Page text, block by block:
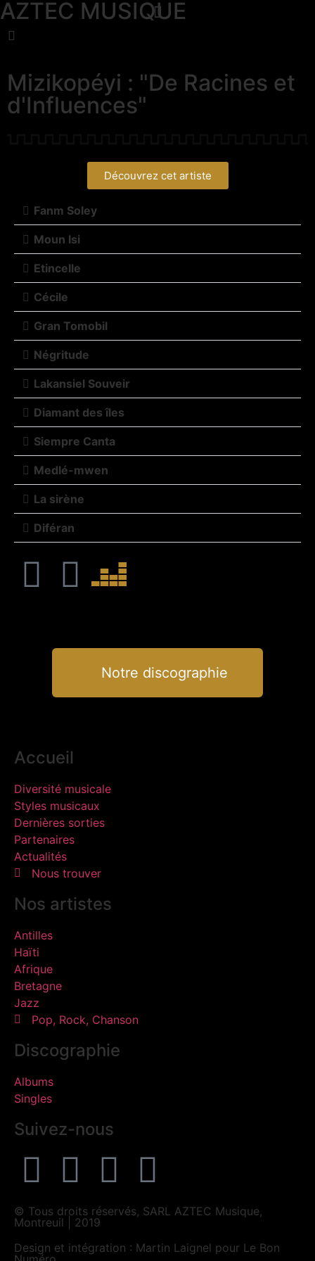
AZTEC MUSIQUE
Mizikopéyi : "De Racines et
d'Influences"
Découvrez cet artiste
Fanm Soley
Moun Isi
Etincelle
Cécile
Gran Tomobil
Négritude
Lakansiel Souveir
Diamant des îles
Siempre Canta
Medlé-mwen
La sirène
Diféran
Notre discographie
Accueil
Diversité musicale
Styles musicaux
Dernières sorties
Partenaires
Actualités
Nous trouver
Nos artistes
Antilles
Haïti
Afrique
Bretagne
Jazz
Pop, Rock, Chanson
Discographie
Albums
Singles
Suivez-nous
© Tous droits réservés, SARL AZTEC Musique,
Montreuil | 2019
Design et intégration : Martin Laignel pour Le Bon